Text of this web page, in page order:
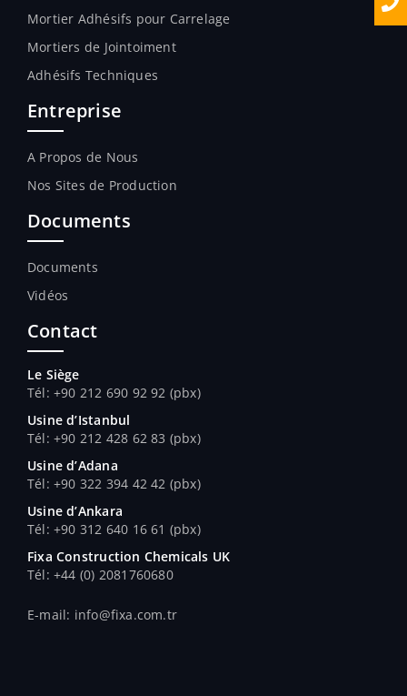
Mortier Adhésifs pour Carrelage
Mortiers de Jointoiment
Adhésifs Techniques
Entreprise
A Propos de Nous
Nos Sites de Production
Documents
Documents
Vidéos
Contact
Le Siège
Tél: +90 212 690 92 92 (pbx)
Usine d’Istanbul
Tél: +90 212 428 62 83 (pbx)
Usine d’Adana
Tél: +90 322 394 42 42 (pbx)
Usine d’Ankara
Tél: +90 312 640 16 61 (pbx)
Fixa Construction Chemicals UK
Tél: +44 (0) 2081760680
E-mail: info@fixa.com.tr